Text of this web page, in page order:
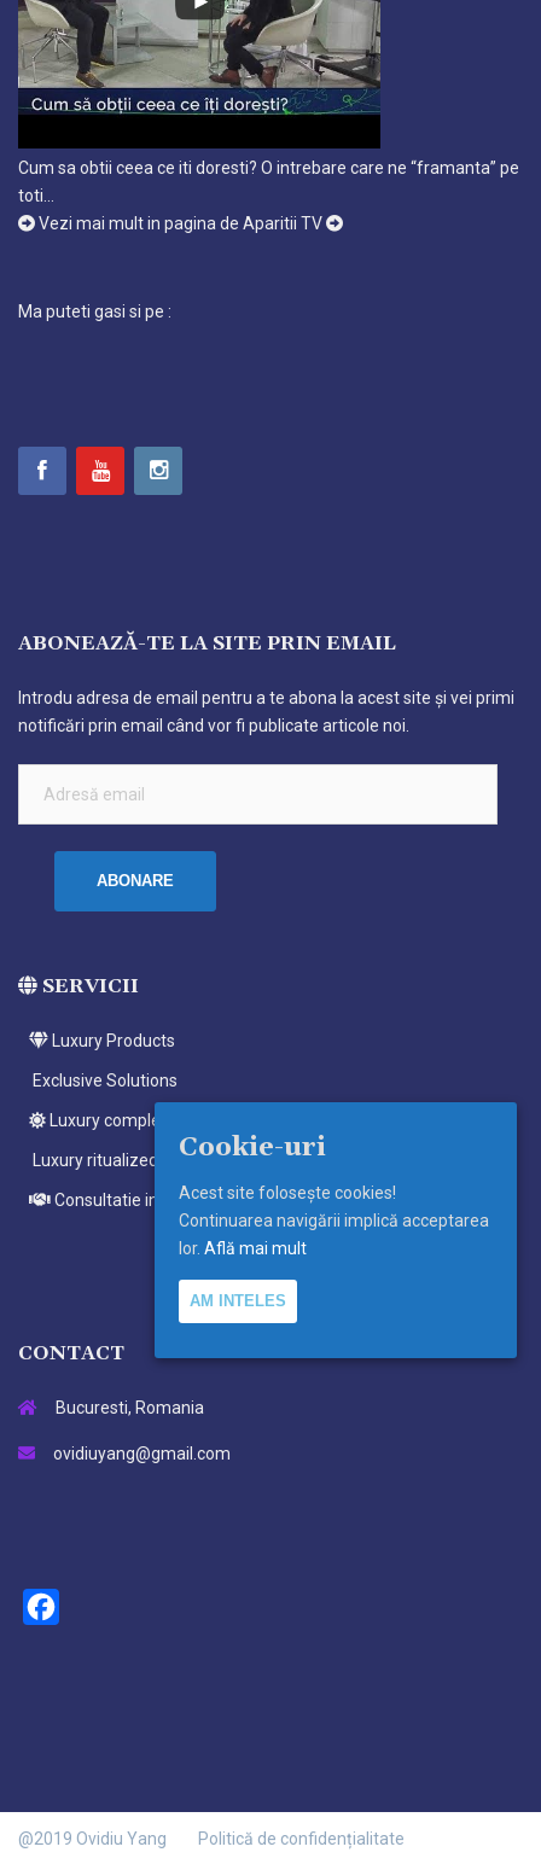
Cum sa obtii ceea ce iti doresti? O intrebare care ne “framanta” pe
toti…
Vezi mai mult in pagina de Aparitii TV
Ma puteti gasi si pe :
ABONEAZĂ-TE LA SITE PRIN EMAIL
Introdu adresa de email pentru a te abona la acest site și vei primi
notificări prin email când vor fi publicate articole noi.
email
ABONARE
SERVICII
Luxury Products
Exclusive Solutions
Luxury complete ritualized meditations
Luxury ritualized meditations
Consultatie individuala
CONTACT
Bucuresti, Romania
ovidiuyang@gmail.com
@2019 Ovidiu Yang Politică de confidențialitate
Cookie-uri
Acest site foloseşte cookies!
Continuarea navigării implică acceptarea
lor. Află mai mult
AM INTELES